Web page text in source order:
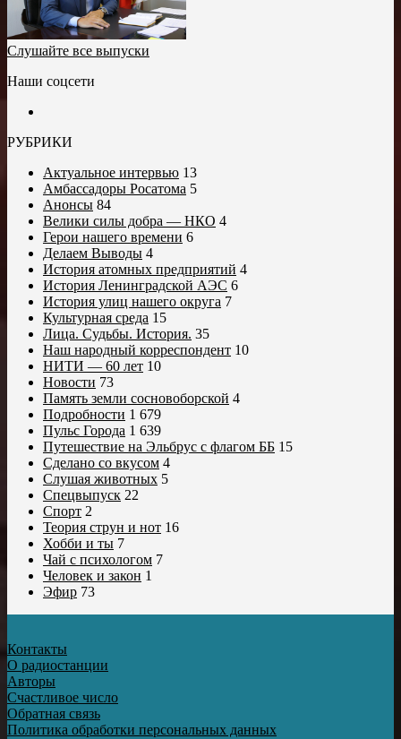
Слушайте все выпуски
Наши соцсети
РУБРИКИ
Актуальное интервью 13
Амбассадоры Росатома 5
Анонсы 84
Велики силы добра — НКО 4
Герои нашего времени 6
Делаем Выводы 4
История атомных предприятий 4
История Ленинградской АЭС 6
История улиц нашего округа 7
Культурная среда 15
Лица. Судьбы. История. 35
Наш народный корреспондент 10
НИТИ — 60 лет 10
Новости 73
Память земли сосновоборской 4
Подробности 1 679
Пульс Города 1 639
Путешествие на Эльбрус с флагом ББ 15
Сделано со вкусом 4
Слушая животных 5
Спецвыпуск 22
Спорт 2
Теория струн и нот 16
Хобби и ты 7
Чай с психологом 7
Человек и закон 1
Эфир 73
Контакты
О радиостанции
Авторы
Счастливое число
Обратная связь
Политика обработки персональных данных